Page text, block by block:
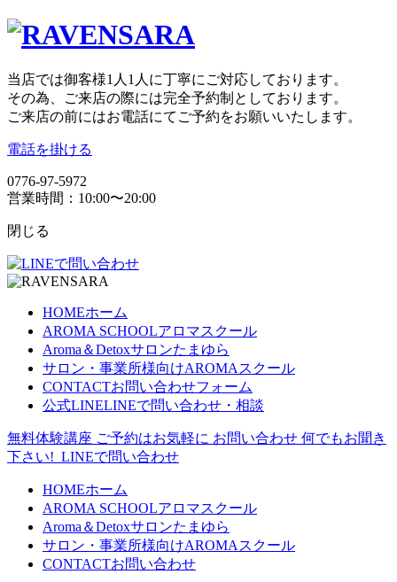
当店では御客様1人1人に丁寧にご対応しております。
その為、ご来店の際には完全予約制としております。
ご来店の前にはお電話にてご予約をお願いいたします。
電話を掛ける
0776-97-5972
営業時間：10:00〜20:00
閉じる
HOMEホーム
AROMA SCHOOLアロマスクール
Aroma＆Detoxサロンたまゆら
サロン・事業所様向けAROMAスクール
CONTACTお問い合わせフォーム
公式LINELINEで問い合わせ・相談
無料体験講座 ご予約はお気軽に お問い合わせ 何でもお聞き
下さい! LINEで問い合わせ
HOMEホーム
AROMA SCHOOLアロマスクール
Aroma＆Detoxサロンたまゆら
サロン・事業所様向けAROMAスクール
CONTACTお問い合わせ